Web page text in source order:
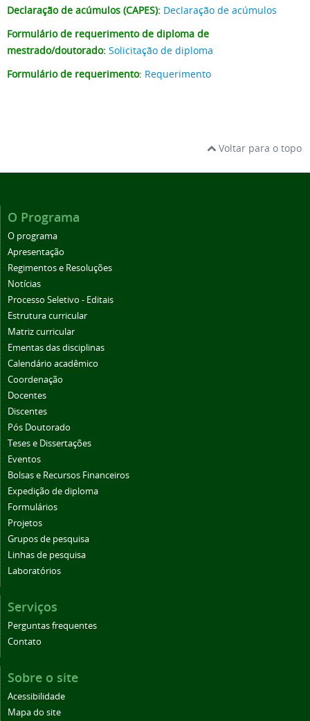
Declaração de acúmulos (CAPES): Declaração de acúmulos
Formulário de requerimento de diploma de
mestrado/doutorado: Solicitação de diploma
Formulário de requerimento: Requerimento
Voltar para o topo
O Programa
O programa
Apresentação
Regimentos e Resoluções
Notícias
Processo Seletivo - Editais
Estrutura curricular
Matriz curricular
Ementas das disciplinas
Calendário acadêmico
Coordenação
Docentes
Discentes
Pós Doutorado
Teses e Dissertações
Eventos
Bolsas e Recursos Financeiros
Expedição de diploma
Formulários
Projetos
Grupos de pesquisa
Linhas de pesquisa
Laboratórios
Serviços
Perguntas frequentes
Contato
Sobre o site
Acessibilidade
Mapa do site